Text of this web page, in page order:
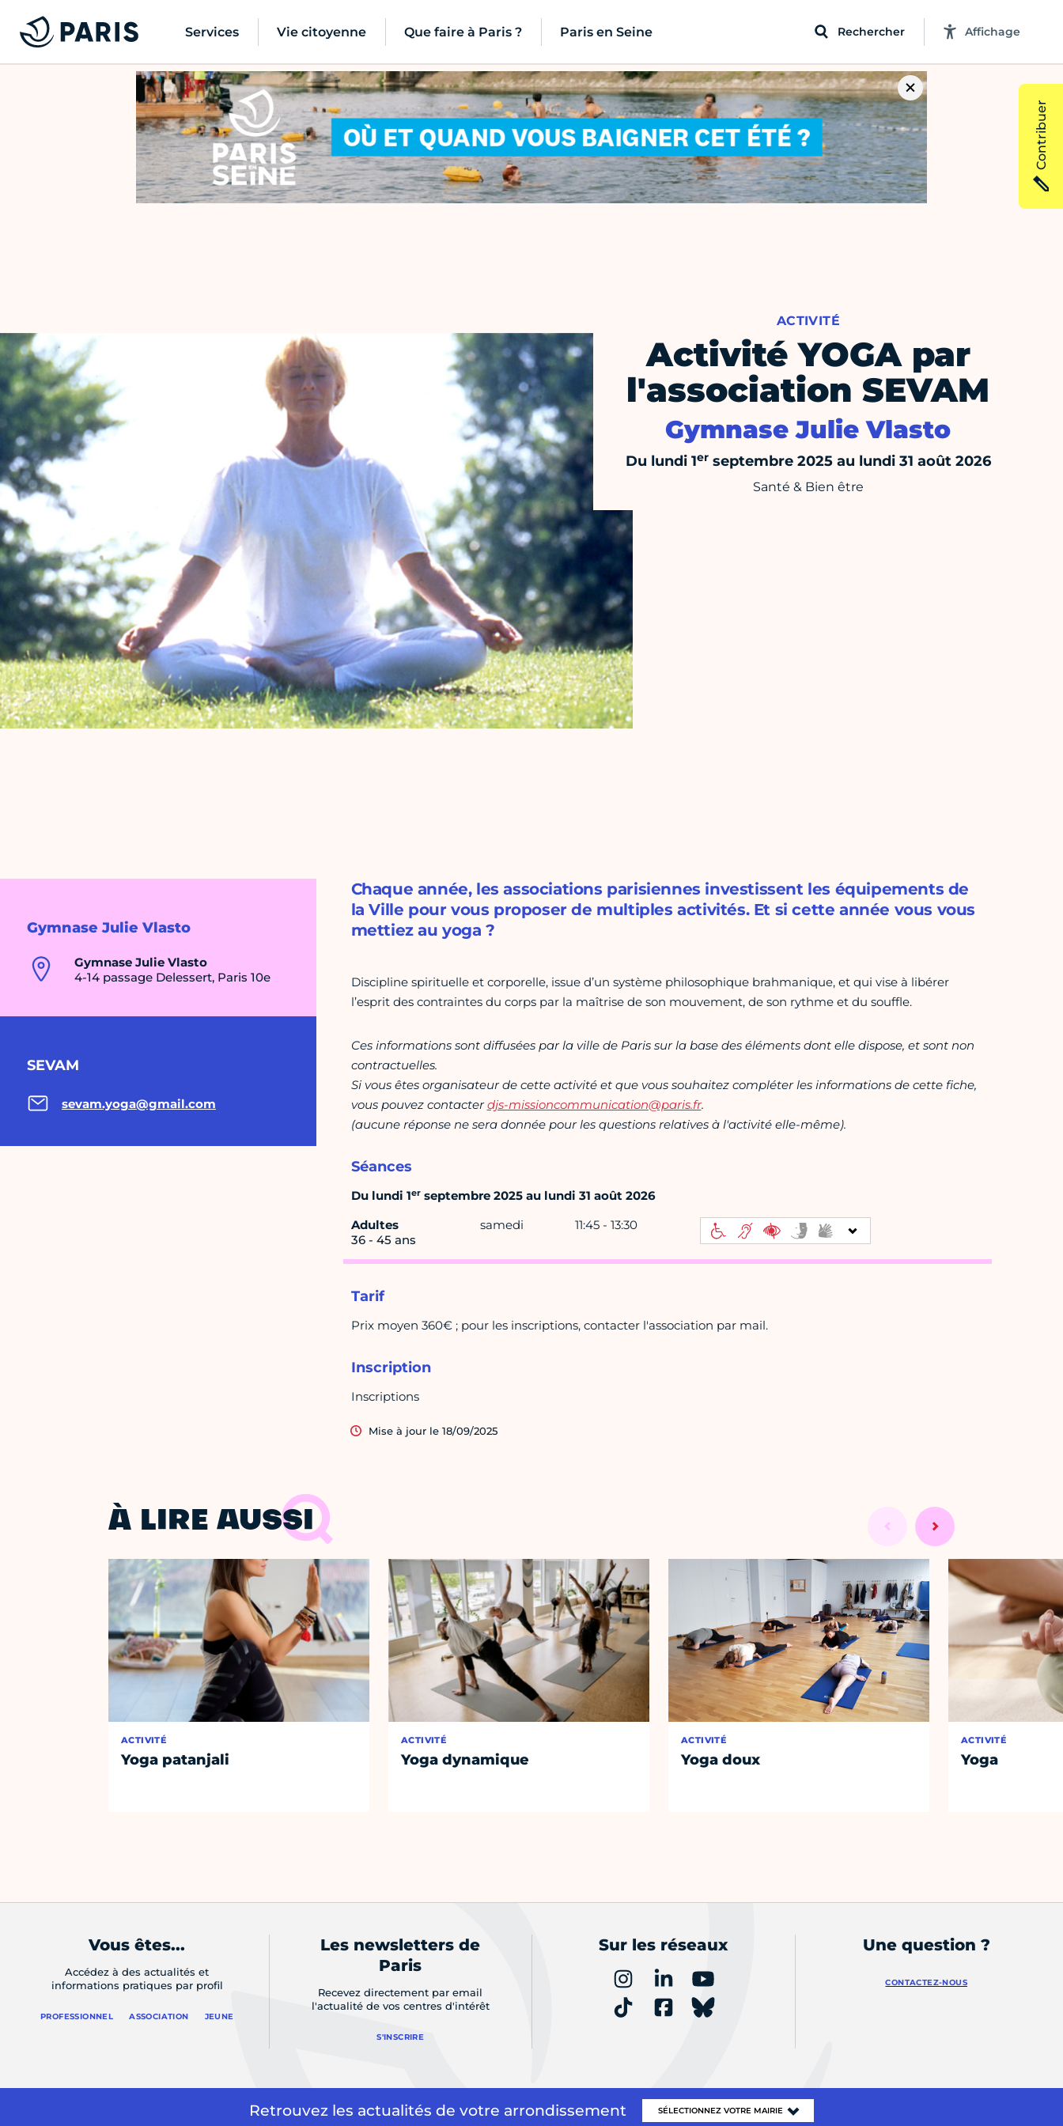
Services Vie citoyenne Que faire à Paris ? Paris en Seine Rechercher Affichage
ACTIVITÉ
Activité YOGA par
l'association SEVAM
Gymnase Julie Vlasto
Du lundi 1erseptembre 2025 au lundi 31 août 2026
Santé & Bien être
Gymnase Julie Vlasto
Gymnase Julie Vlasto
4-14 passage Delessert, Paris 10e
SEVAM
sevam.yoga@gmail.com
Chaque année, les associations parisiennes investissent les équipements de
la Ville pour vous proposer de multiples activités. Et si cette année vous vous
mettiez au yoga ?
Discipline spirituelle et corporelle, issue d’un système philosophique brahmanique, et qui vise à libérer
l’esprit des contraintes du corps par la maîtrise de son mouvement, de son rythme et du souffle.
Ces informations sont diffusées par la ville de Paris sur la base des éléments dont elle dispose, et sont non
contractuelles.
Si vous êtes organisateur de cette activité et que vous souhaitez compléter les informations de cette fiche,
vous pouvez contacterdjs-missioncommunication@paris.fr.
(aucune réponse ne sera donnée pour les questions relatives à l'activité elle-même).
Séances
Du lundi 1erseptembre 2025 au lundi 31 août 2026
Adultes
36 - 45 ans
samedi 11:45 - 13:30
Tarif
Prix moyen 360€ ; pour les inscriptions, contacter l'association par mail.
Inscription
Inscriptions
Mise à jour le 18/09/2025
À LIRE AUSSI
ACTIVITÉ
Yoga patanjali
ACTIVITÉ
Yoga dynamique
ACTIVITÉ
Yoga doux
ACTIVITÉ
Yoga
Contribuer
Vous êtes...
Accédez à des actualités et
informations pratiques par profil
PROFESSIONNEL ASSOCIATION JEUNE
Les newsletters de
Paris
Recevez directement par email
l'actualité de vos centres d'intérêt
S'INSCRIRE
Sur les réseaux Une question ?
CONTACTEZ-NOUS
Retrouvez les actualités de votre arrondissement